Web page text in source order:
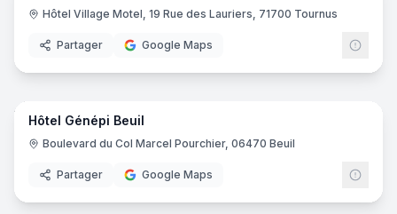
Hôtel Village Motel, 19 Rue des Lauriers, 71700 Tournus
Partager Google Maps
24
Hôtel Génépi Beuil
Boulevard du Col Marcel Pourchier, 06470 Beuil
Partager Google Maps